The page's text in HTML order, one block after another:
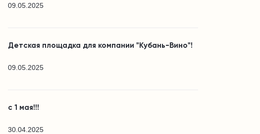
09.05.2025
Детская площадка для компании "Кубань-Вино"!
09.05.2025
с 1 мая!!!
30.04.2025